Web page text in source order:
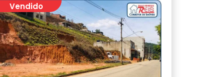
Vendido